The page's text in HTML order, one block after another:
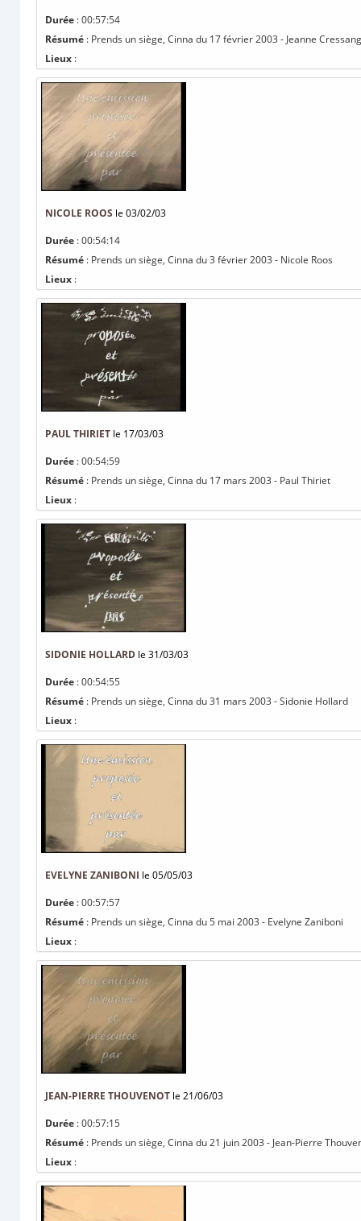
Durée : 00:57:54
Résumé : Prends un siège, Cinna du 17 février 2003 - Jeanne
Lieux :
NICOLE ROOS le 03/02/03
Durée : 00:54:14
Résumé : Prends un siège, Cinna du 3 février 2003 - Nicole Roos
Lieux :
PAUL THIRIET le 17/03/03
Durée : 00:54:59
Résumé : Prends un siège, Cinna du 17 mars 2003 - Paul Thiriet
Lieux :
SIDONIE HOLLARD le 31/03/03
Durée : 00:54:55
Résumé : Prends un siège, Cinna du 31 mars 2003 - Sidonie Hollard
Lieux :
EVELYNE ZANIBONI le 05/05/03
Durée : 00:57:57
Résumé : Prends un siège, Cinna du 5 mai 2003 - Evelyne Zaniboni
Lieux :
JEAN-PIERRE THOUVENOT le 21/06/03
Durée : 00:57:15
Résumé : Prends un siège, Cinna du 21 juin 2003 - Jean-Pierre
Lieux :